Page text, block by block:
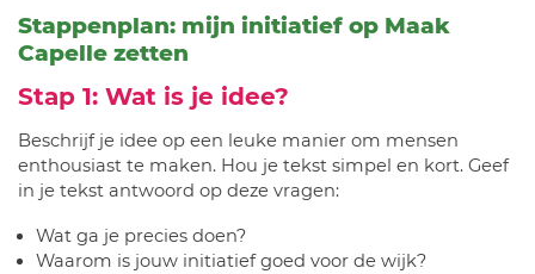
Stappenplan: mijn initiatief op Maak
Capelle zetten
Stap 1: Wat is je idee?
Beschrijf je idee op een leuke manier om mensen
enthousiast te maken. Hou je tekst simpel en kort. Geef
in je tekst antwoord op deze vragen:
Wat ga je precies doen?
Waarom is jouw initiatief goed voor de wijk?